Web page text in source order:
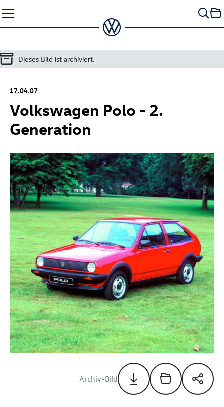
Seiteninhalt
springen
Dieses Bild ist archiviert.
17.04.07
Volkswagen Polo - 2.
Generation
Archiv-Bild